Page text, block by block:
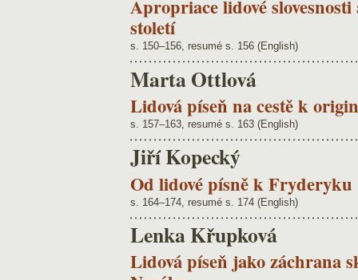
Apropriace lidové
století
s. 150–156, resumé s. 156 (English)
Marta Ottlová
Lidová píseň na cestě k
s. 157–163, resumé s. 163 (English)
Jiří Kopecký
Od lidové písně k
s. 164–174, resumé s. 174 (English)
Lenka Křupková
Lidová píseň jako záchrana